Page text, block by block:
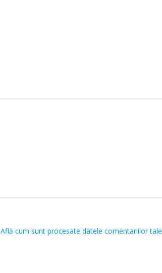
Află cum sunt procesate datele comentariilor tale